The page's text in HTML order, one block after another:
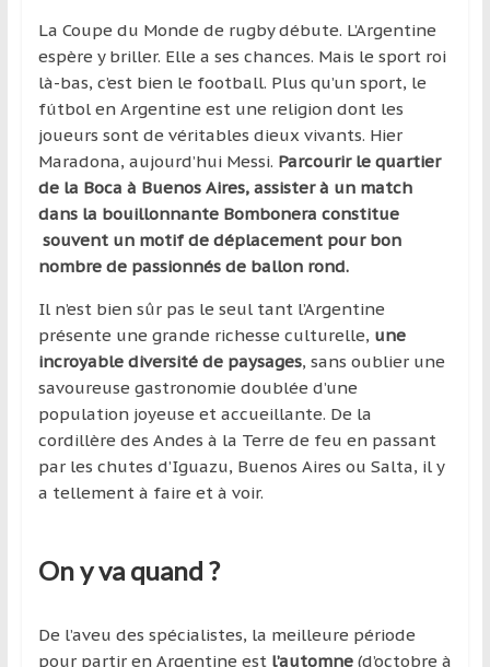
La Coupe du Monde de rugby débute. L’Argentine
espère y briller. Elle a ses chances. Mais le sport roi
là-bas, c’est bien le football. Plus qu’un sport, le
fútbol en Argentine est une religion dont les
joueurs sont de véritables dieux vivants. Hier
Maradona, aujourd’hui Messi. Parcourir le quartier
de la Boca à Buenos Aires, assister à un match
dans la bouillonnante Bombonera constitue
souvent un motif de déplacement pour bon
nombre de passionnés de ballon rond.
Il n’est bien sûr pas le seul tant l’Argentine
présente une grande richesse culturelle, une
incroyable diversité de paysages, sans oublier une
savoureuse gastronomie doublée d’une
population joyeuse et accueillante. De la
cordillère des Andes à la Terre de feu en passant
par les chutes d’Iguazu, Buenos Aires ou Salta, il y
a tellement à faire et à voir.
On y va quand ?
De l’aveu des spécialistes, la meilleure période
pour partir en Argentine estl’automne(d’octobre à